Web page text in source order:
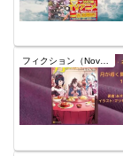
フィクション（Novel）